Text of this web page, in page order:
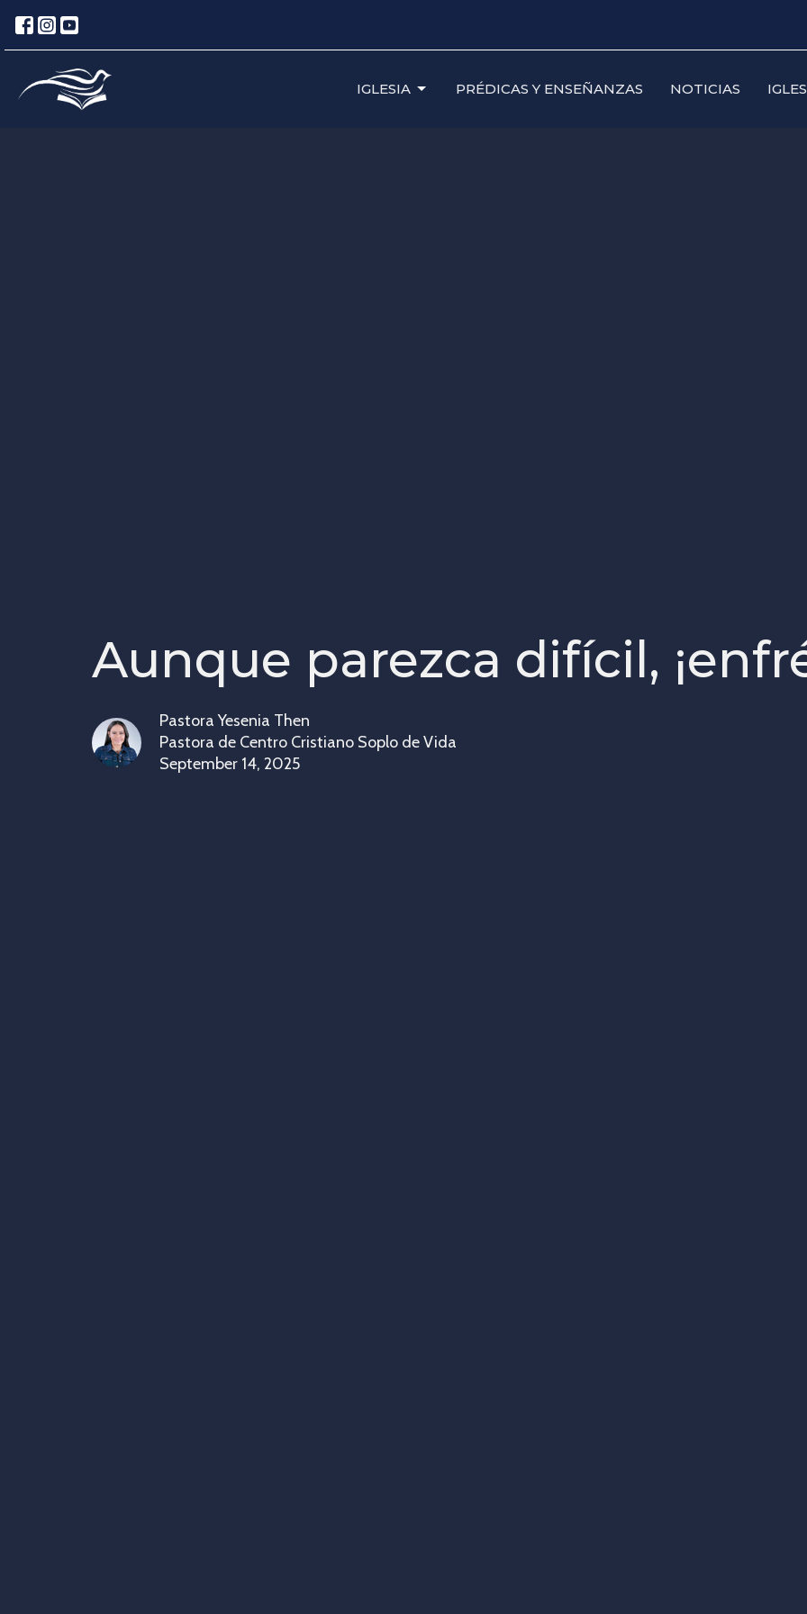
IGLESIA PRÉDICAS Y ENSEÑANZAS NOTICIAS
Aunque parezca difícil,
Pastora Yesenia Then
Pastora de Centro Cristiano Soplo de Vida
September 14, 2025